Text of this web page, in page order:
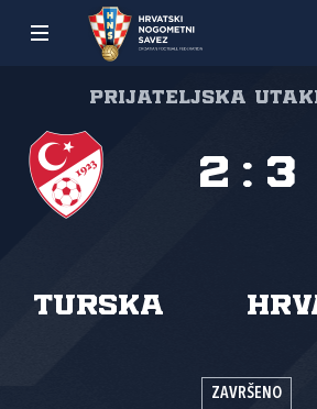
Prijateljska
Turska
2 : 3
ZAVRŠENO